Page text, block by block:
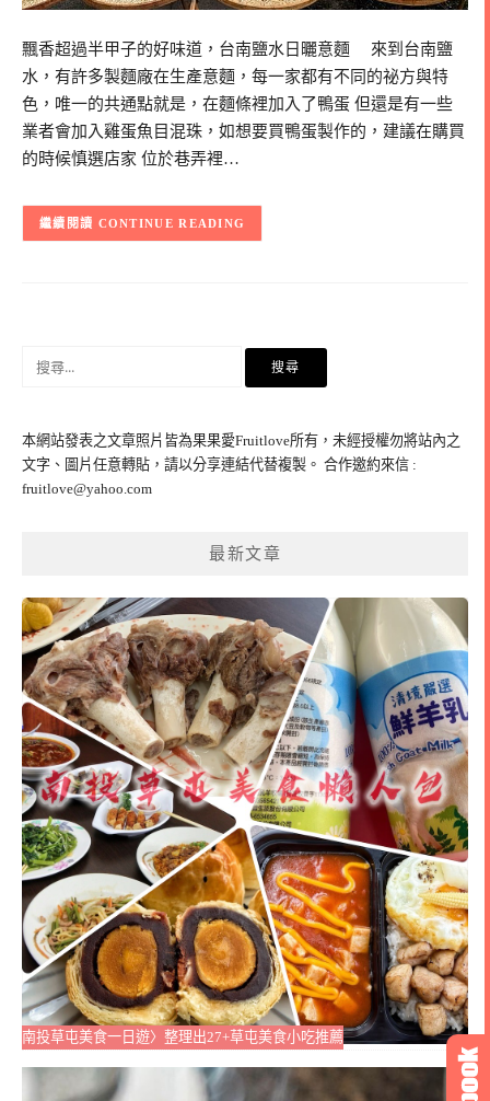
飄香超過半甲子的好味道，台南鹽水日曬意麵 來到台南鹽
水，有許多製麵廠在生產意麵，每一家都有不同的祕方與特
色，唯一的共通點就是，在麵條裡加入了鴨蛋 但還是有一些
業者會加入雞蛋魚目混珠，如想要買鴨蛋製作的，建議在購買
的時候慎選店家 位於巷弄裡…
CONTINUE READING
字:
本網站發表之文章照片皆為果果愛Fruitlove所有，未經授權勿將站內之
文字、圖片任意轉貼，請以分享連結代替複製。 合作邀約來信 :
fruitlove@yahoo.com
最新文章
南投草屯美食一日遊〉整理出27+草屯美食小吃推薦